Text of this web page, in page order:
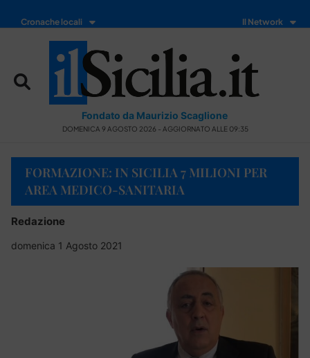
Cronache locali Il Network
Fondato da Maurizio Scaglione
DOMENICA 9 AGOSTO 2026 - AGGIORNATO ALLE 09:35
FORMAZIONE: IN SICILIA 7 MILIONI PER
AREA MEDICO-SANITARIA
Redazione
domenica 1 Agosto 2021